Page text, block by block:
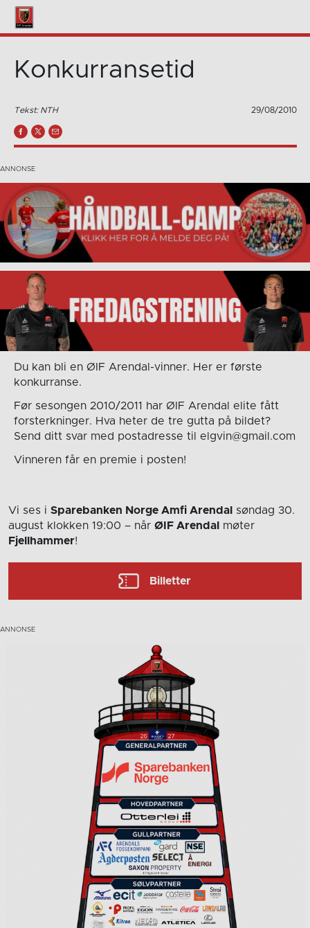
Konkurransetid
Tekst: NTH 29/08/2010
Du kan bli en ØIF Arendal-vinner. Her er første
konkurranse.
Før sesongen 2010/2011 har ØIF Arendal elite fått
forsterkninger. Hva heter de tre gutta på bildet?
Send ditt svar med postadresse til elgvin@gmail.com
Vinneren får en premie i posten!
Vi ses i Sparebanken Norge Amfi Arendal
søndag 30.
august klokken 19:00 – når ØIF Arendal
møter
Fjellhammer!
Billetter